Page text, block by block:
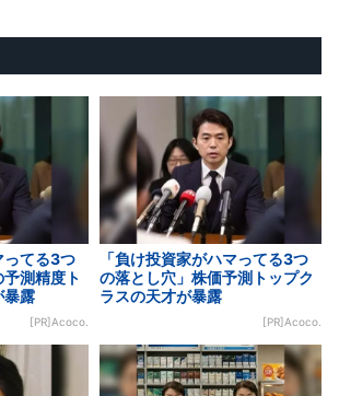
ってる3つ
測精度ト
暴露
[PR]Acoco.
「負け投資家がハマってる3つ
の落とし穴」株価予測トップク
ラスの天才が暴露
[PR]Acoco.